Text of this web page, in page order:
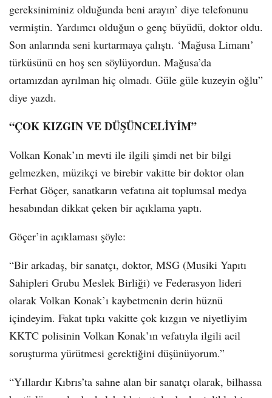
gereksiniminiz olduğunda beni arayın’ diye telefonunu
vermiştin. Yardımcı olduğun o genç büyüdü, doktor oldu.
Son anlarında seni kurtarmaya çalıştı. ‘Mağusa Limanı’
türküsünü en hoş sen söylüyordun. Mağusa’da
ortamızdan ayrılman hiç olmadı. Güle güle kuzeyin oğlu”
diye yazdı.
“ÇOK KIZGIN VE DÜŞÜNCELİYİM”
Volkan Konak’ın mevti ile ilgili şimdi net bir bilgi
gelmezken, müzikçi ve birebir vakitte bir doktor olan
Ferhat Göçer, sanatkarın vefatına ait toplumsal medya
hesabından dikkat çeken bir açıklama yaptı.
Göçer’in açıklaması şöyle:
“Bir arkadaş, bir sanatçı, doktor, MSG (Musiki Yapıtı
Sahipleri Grubu Meslek Birliği) ve Federasyon lideri
olarak Volkan Konak’ı kaybetmenin derin hüznü
içindeyim. Fakat tıpkı vakitte çok kızgın ve niyetliyim
KKTC polisinin Volkan Konak’ın vefatıyla ilgili acil
soruşturma yürütmesi gerektiğini düşünüyorum.”
“Yıllardır Kıbrıs’ta sahne alan bir sanatçı olarak, bilhassa